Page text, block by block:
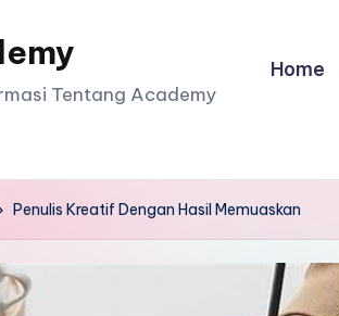
Tentang Academy
Home
Penulis Kreatif Dengan Hasil Memuaskan